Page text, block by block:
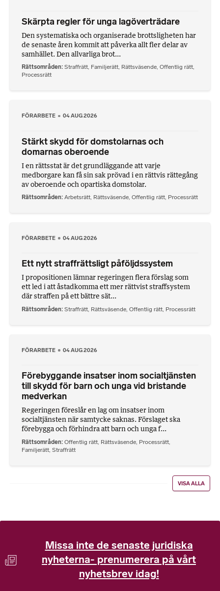
Skärpta regler för unga lagöverträdare
Den systematiska och organiserade brottsligheten har
de senaste åren kommit att påverka allt fler delar av
samhället. Den allvarliga brot...
Rättsområden Straffrätt, Familjerätt, Rättsväsende, Offentlig rätt,
Processrätt
FÖRARBETE 04 AUG 2026
Stärkt skydd för domstolarnas och
domarnas oberoende
I en rättsstat är det grundläggande att varje
medborgare kan få sin sak prövad i en rättvis rättegång
av oberoende och opartiska domstolar.
Rättsområden Arbetsrätt, Rättsväsende, Offentlig rätt, Processrätt
FÖRARBETE 04 AUG 2026
Ett nytt straffrättsligt påföljdssystem
I propositionen lämnar regeringen flera förslag som
ett led i att åstadkomma ett mer rättvist straffsystem
där straffen på ett bättre sät...
Rättsområden Straffrätt, Rättsväsende, Offentlig rätt, Processrätt
FÖRARBETE 04 AUG 2026
Förebyggande insatser inom socialtjänsten
till skydd för barn och unga vid bristande
medverkan
Regeringen föreslår en lag om insatser inom
socialtjänsten när samtycke saknas. Förslaget ska
förebygga och förhindra att barn och unga f...
Rättsområden Offentlig rätt Rättsväsende Processrätt
Familjerätt Straffrätt
VISA ALLA
Missa inte de senaste juridiska
nyheterna- prenumerera på vårt
nyhetsbrev idag!